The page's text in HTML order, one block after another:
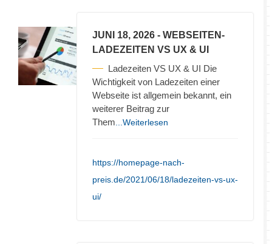
JUNI 18, 2026 - WEBSEITEN-
LADEZEITEN VS UX & UI
Ladezeiten VS UX & UI Die
Wichtigkeit von Ladezeiten einer
Webseite ist allgemein bekannt, ein
weiterer Beitrag zur
Them ...Weiterlesen
https://homepage-nach-
preis.de/2021/06/18/ladezeiten-vs-ux-
ui/